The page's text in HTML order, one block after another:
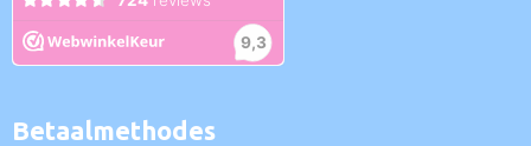
Betaalmethodes